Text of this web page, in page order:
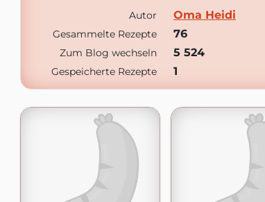
Autor Oma Heidi
Gesammelte Rezepte 76
Zum Blog wechseln 5 524
Gespeicherte Rezepte 1